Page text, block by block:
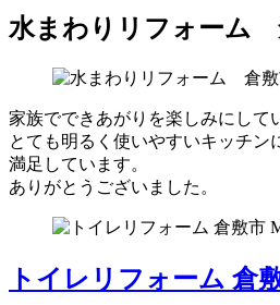
水まわりリフォー
家族でできあがりを楽しみにして
とても明るく使いやすいキッチン
満足しています。
ありがとうございました。
トイレリフォーム 倉